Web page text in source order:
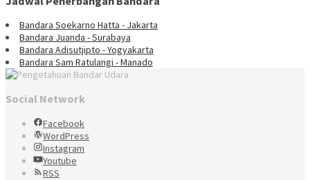
Bandara Soekarno Hatta - Jakarta
Bandara Juanda - Surabaya
Bandara Adisutjipto - Yogyakarta
Bandara Sam Ratulangi - Manado
Social Network
Facebook
WordPress
Instagram
Youtube
RSS